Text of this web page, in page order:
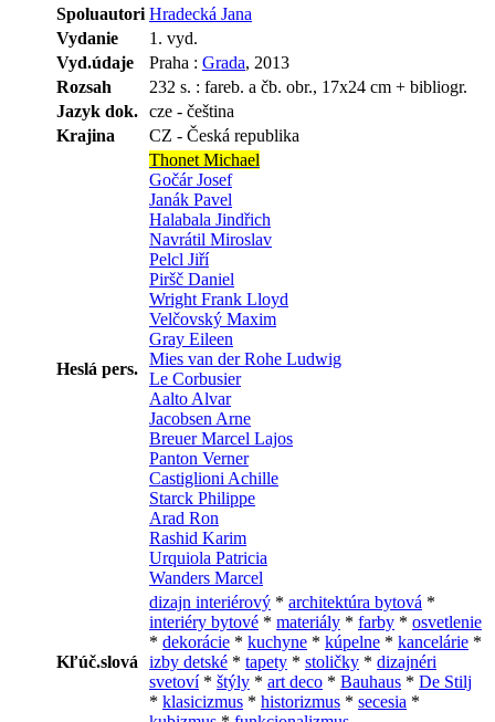
Spoluautori Hradecká Jana
Vydanie
1. vyd.
Vyd.údaje
Praha : Grada, 2013
Rozsah
232 s. : fareb. a čb. obr., 17x24 cm + bibliogr.
Jazyk dok. cze - čeština
Krajina
CZ - Česká republika
Heslá pers.
Thonet Michael
Gočár Josef
Janák Pavel
Halabala Jindřich
Navrátil Miroslav
Pelcl Jiří
Piršč Daniel
Wright Frank Lloyd
Velčovský Maxim
Gray Eileen
Mies van der Rohe Ludwig
Le Corbusier
Aalto Alvar
Jacobsen Arne
Breuer Marcel Lajos
Panton Verner
Castiglioni Achille
Starck Philippe
Arad Ron
Rashid Karim
Urquiola Patricia
Wanders Marcel
Kľúč.slová
dizajn interiérový * architektúra bytová *
interiéry bytové * materiály * farby * osvetlenie
* dekorácie * kuchyne * kúpelne * kancelárie *
izby detské * tapety * stoličky * dizajnéri
svetoví* štýly * art deco * Bauhaus * De Stilj
* klasicizmus * historizmus * secesia *